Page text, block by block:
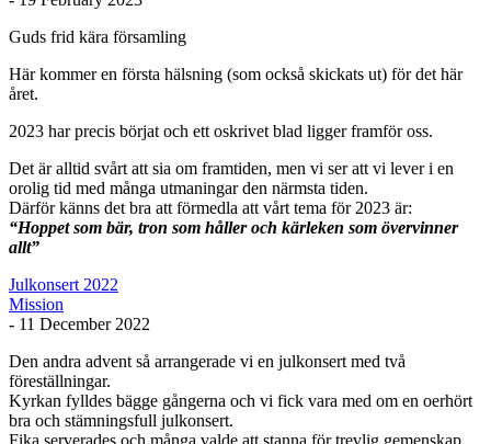
Guds frid kära församling
Här kommer en första hälsning (som också skickats ut) för det här
året.
2023 har precis börjat och ett oskrivet blad ligger framför oss.
Det är alltid svårt att sia om framtiden, men vi ser att vi lever i en
orolig tid med många utmaningar den närmsta tiden.
Därför känns det bra att förmedla att vårt tema för 2023 är:
“Hoppet som bär, tron som håller och kärleken som övervinner
allt”
Julkonsert 2022
Mission
- 11 December 2022
Den andra advent så arrangerade vi en julkonsert med två
föreställningar.
Kyrkan fylldes bägge gångerna och vi fick vara med om en oerhört
bra och stämningsfull julkonsert.
Fika serverades och många valde att stanna för trevlig gemenskap.